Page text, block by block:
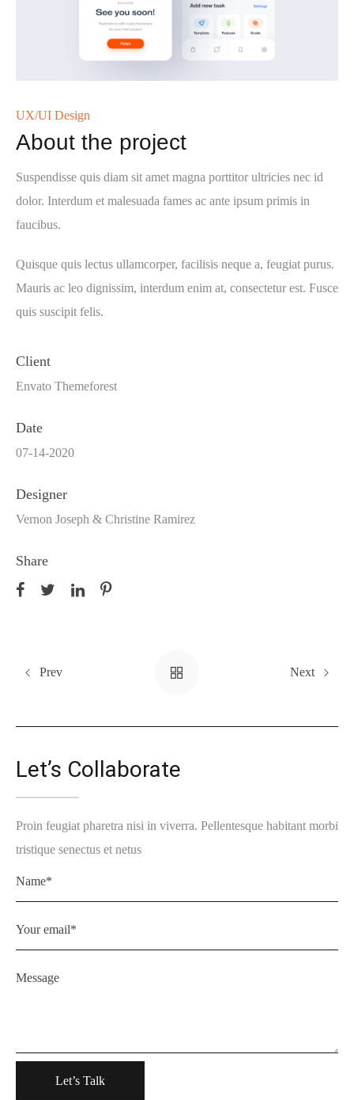
UX/UI Design
About the project
Suspendisse quis diam sit amet magna porttitor ultricies nec id
dolor. Interdum et malesuada fames ac ante ipsum primis in
faucibus.
Quisque quis lectus ullamcorper, facilisis neque a, feugiat purus.
Mauris ac leo dignissim, interdum enim at, consectetur est. Fusce
quis suscipit felis.
Client
Envato Themeforest
Date
07-14-2020
Designer
Vernon Joseph & Christine Ramirez
Share
Prev Next
Let’s Collaborate
Proin feugiat pharetra nisi in viverra. Pellentesque habitant morbi
tristique senectus et netus